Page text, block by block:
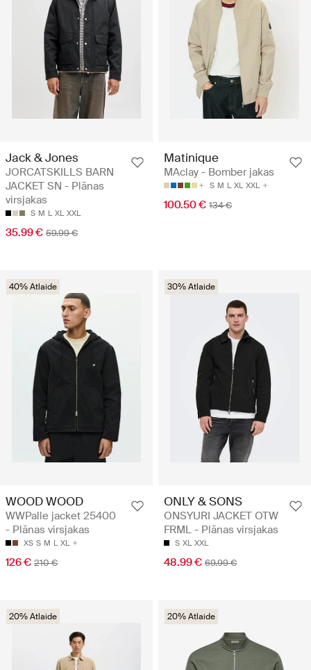
Jack & Jones
JORCATSKILLS BARN
JACKET SN - Plānas
virsjakas
S M L XL XXL
35.99 € 59.99 €
Matinique
MAclay - Bomber jakas
S M L XL XXL
100.50 € 134 €
40% Atlaide
WOOD WOOD
WWPalle jacket 25400
- Plānas virsjakas
XS S M L XL
126 € 210 €
30% Atlaide
ONLY & SONS
ONSYURI JACKET OTW
FRML - Plānas virsjakas
S XL XXL
48.99 € 69.99 €
20% Atlaide 20% Atlaide